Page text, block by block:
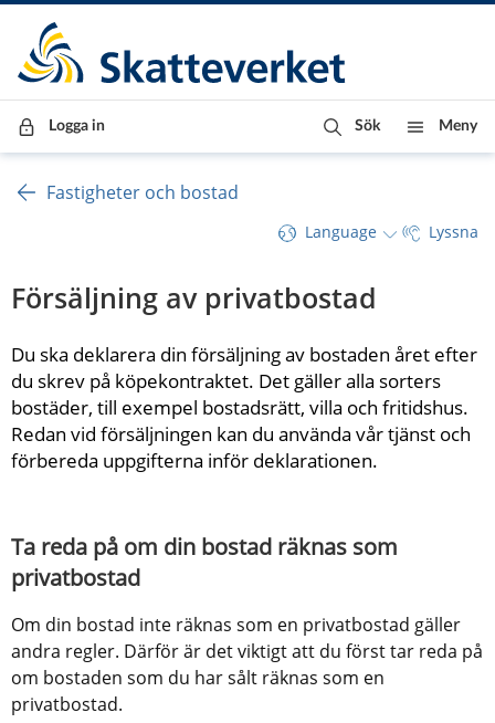
Till innehåll
Till navigationen
Till chattrobot
Logga in Sök Meny
Fastigheter och bostad
Language Lyssna
Försäljning av privatbostad
Du ska deklarera din försäljning av bostaden året efter
du skrev på köpekontraktet. Det gäller alla sorters
bostäder, till exempel bostadsrätt, villa och fritidshus.
Redan vid försäljningen kan du använda vår tjänst och
förbereda uppgifterna inför deklarationen.
Ta reda på om din bostad räknas som
privatbostad
Om din bostad inte räknas som en privatbostad gäller
andra regler. Därför är det viktigt att du först tar reda på
om bostaden som du har sålt räknas som en
privatbostad.